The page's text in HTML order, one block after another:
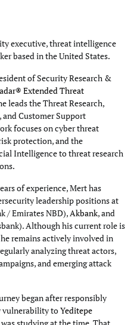
executive, threat intelligence
based in the United States.
of Security Research &
Extended Threat
leads the Threat Research,
Customer Support
focuses on cyber threat
protection, and the
Intelligence to threat research
of experience, Mert has
leadership positions at
/ Emirates NBD), Akbank, and
Although his current role is
remains actively involved in
analyzing threat actors,
and emerging attack
began after responsibly
vulnerability toYeditepe
was studying at the time. That